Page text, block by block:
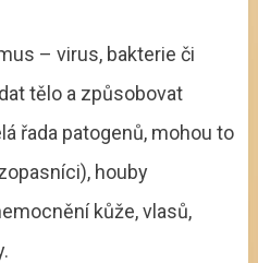
– virus, bakterie či
tělo a způsobovat
řada patogenů, mohou to
houby
kůže, vlasů,